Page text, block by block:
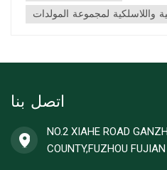
واللاسلكية لمجموعة المولدات
اتصل بنا
NO.2 XIAHE ROAD
COUNTY,FUZHOU